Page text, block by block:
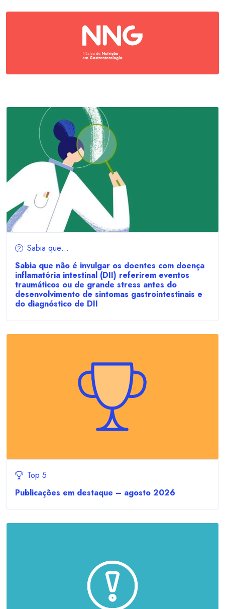
Sabia que…
Sabia que não é invulgar os doentes com doença
inflamatória intestinal (DII) referirem eventos
traumáticos ou de grande stress antes do
desenvolvimento de sintomas gastrointestinais e
do diagnóstico de DII
Top 5
Publicações em destaque – agosto 2026